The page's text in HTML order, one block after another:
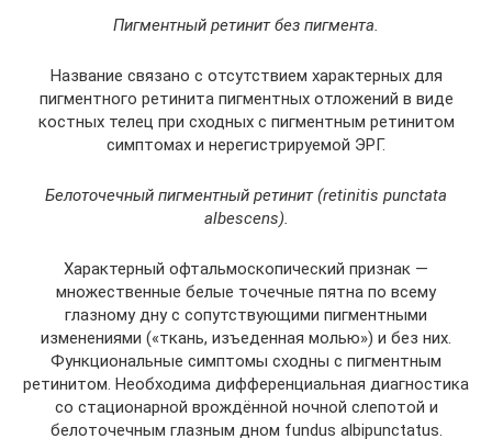
Пигментный ретинит без пигмента.
Название связано с отсутствием характерных для
пигментного ретинита пигментных отложений в виде
костных телец при сходных с пигментным ретинитом
симптомах и нерегистрируемой ЭРГ.
Белоточечный пигментный ретинит (retinitis punctata
albescens).
Характерный офтальмоскопический признак —
множественные белые точечные пятна по всему
глазному дну с сопутствующими пигментными
изменениями («ткань, изъеденная молью») и без них.
Функциональные симптомы сходны с пигментным
ретинитом. Необходима дифференциальная диагностика
со стационарной врождённой ночной слепотой и
белоточечным глазным дном fundus albipunctatus.